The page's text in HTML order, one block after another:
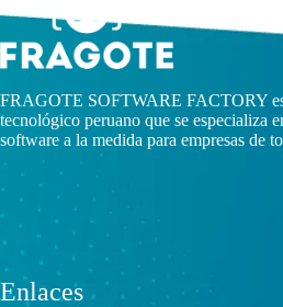
FRAGOTE SOFTWARE FACTORY
tecnológico peruano que se especializa
software a la medida para empresas de
Enlaces